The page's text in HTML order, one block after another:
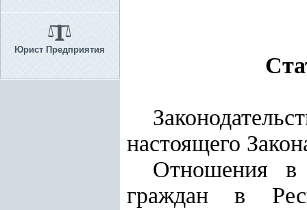
Юрист Предприятия
настоящего
Отношения в
граждан в